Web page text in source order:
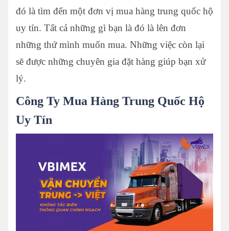
đó là tìm đến một đơn vị mua hàng trung quốc hộ
uy tín. Tất cả những gì bạn là đó là lên đơn
những thứ mình muốn mua. Những việc còn lại
sẽ được những chuyên gia đặt hàng giúp bạn xử
lý.
Công Ty Mua Hàng Trung Quốc Hộ
Uy Tín